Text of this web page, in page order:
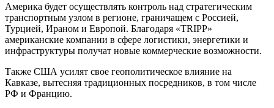
Америка будет осуществлять контроль над стратегическим
транспортным узлом в регионе, граничащем с Россией,
Турцией, Ираном и Европой. Благодаря «TRIPP»
американские компании в сфере логистики, энергетики и
инфраструктуры получат новые коммерческие возможности.
Также США усилят свое геополитическое влияние на
Кавказе, вытесняя традиционных посредников, в том числе
РФ и Францию.